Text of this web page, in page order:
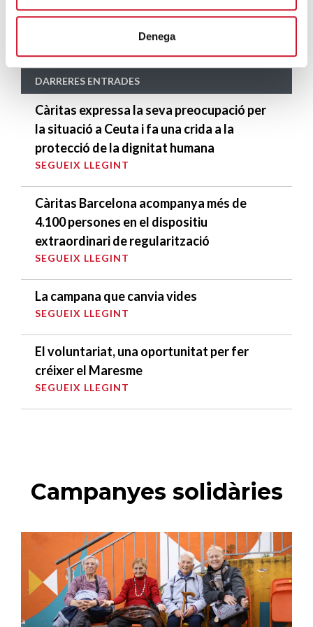
Denega
Glamparetes
DARRERES ENTRADES
Càritas expressa la seva preocupació per
la situació a Ceuta i fa una crida a la
protecció de la dignitat humana
SEGUEIX LLEGINT
Càritas Barcelona acompanya més de
4.100 persones en el dispositiu
extraordinari de regularització
SEGUEIX LLEGINT
La campana que canvia vides
SEGUEIX LLEGINT
El voluntariat, una oportunitat per fer
créixer el Maresme
SEGUEIX LLEGINT
Campanyes solidàries